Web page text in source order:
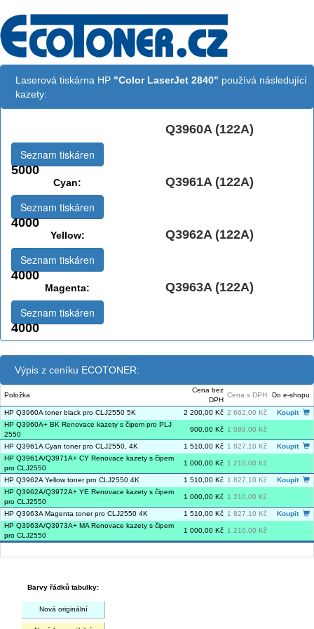
Laserová tiskárna HP "Color LaserJet 2840" používá následující
kazety:
Q3960A (122A)
5000
Seznam tiskáren
Cyan: Q3961A (122A)
4000
Seznam tiskáren
Yellow: Q3962A (122A)
4000
Seznam tiskáren
Magenta: Q3963A (122A)
4000
Seznam tiskáren
Výpis z ceníku ECOTONER:
Položka
Cena bez
DPH
Cena s DPH Do e-shopu
HP Q3960A toner black pro CLJ2550 5K 2 200,00 Kč 2 662,00 Kč
Koupit
HP Q3960A+ BK Renovace kazety s čipem pro PLJ
2550
900,00 Kč 1 089,00 Kč
HP Q3961A Cyan toner pro CLJ2550, 4K 1 510,00 Kč 1 827,10 Kč
Koupit
HP Q3961A/Q3971A+ CY Renovace kazety s čipem
pro CLJ2550
1 000,00 Kč 1 210,00 Kč
HP Q3962A Yellow toner pro CLJ2550 4K 1 510,00 Kč 1 827,10 Kč
Koupit
HP Q3962A/Q3972A+ YE Renovace kazety s čipem
pro CLJ2550
1 000,00 Kč 1 210,00 Kč
HP Q3963A Magenta toner pro CLJ2550 4K 1 510,00 Kč 1 827,10 Kč
Koupit
HP Q3963A/Q3973A+ MA Renovace kazety s čipem
pro CLJ2550
1 000,00 Kč 1 210,00 Kč
Barvy řádků tabulky:
Nová originální